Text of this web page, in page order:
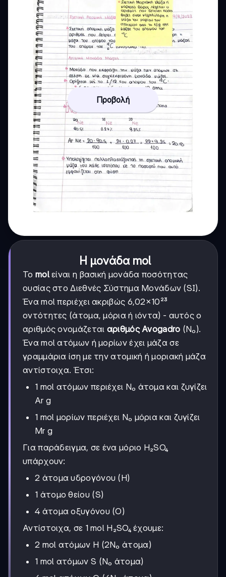
Προβολή
Η μονάδα mol
Το molείναι η βασική μονάδα ποσότητας
ουσίας στο Διεθνές Σύστημα Μονάδων (SI).
Ένα mol περιέχει ακριβώς 6,02×10²³
οντότητες (άτομα, μόρια ή ιόντα) - αυτός ο
αριθμός ονομάζεται αριθμός Avogadro (N₀).
Ένα mol ατόμων ή μορίων έχει μάζα σε
γραμμάρια ίση με την ατομική ή μοριακή μάζα
αντίστοιχα. Έτσι:
1 mol ατόμων περιέχει N₀ άτομα και ζυγίζει
Ar g
1 mol μορίων περιέχει N₀ μόρια και ζυγίζει
Mr g
Για παράδειγμα, σε ένα μόριο H₂SO₄
υπάρχουν:
2 άτομα υδρογόνου (H)
1 άτομο θείου (S)
4 άτομα οξυγόνου (O)
Αντίστοιχα, σε 1 mol H₂SO₄ έχουμε:
2 mol ατόμων H (2N₀ άτομα)
1 mol ατόμων S (N₀ άτομα)